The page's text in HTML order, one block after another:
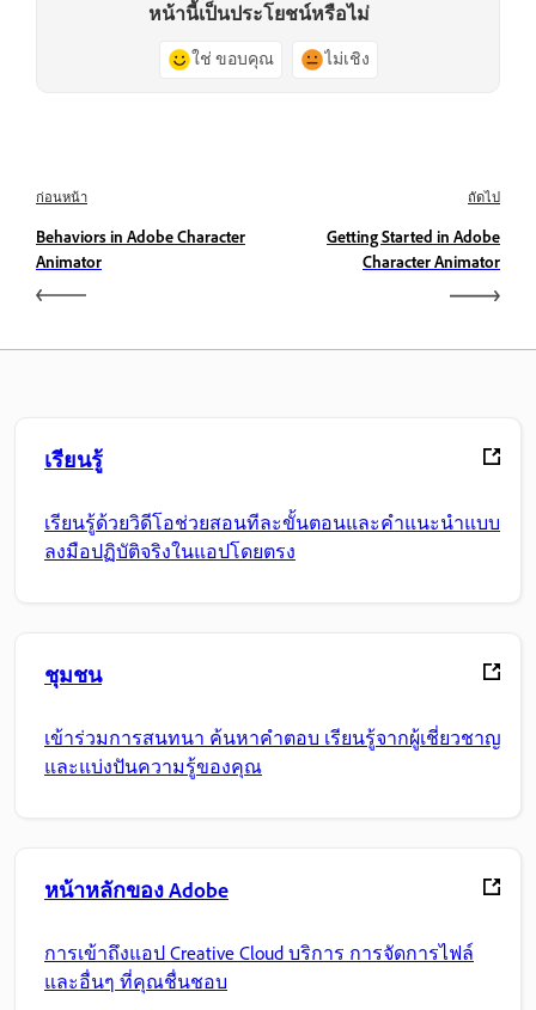
หน้านี้เป็นประโยชน์หรือไม่
ใช่ ขอบคุณ ไม่เชิง
ก่อนหน้า
Behaviors in Adobe Character
Animator
ถัดไป
Getting Started in Adobe
Character Animator
เรียนรู้
เรียนรู้ด้วยวิดีโอช่วยสอนทีละขั้นตอนและคำแนะนำแบบ
ลงมือปฏิบัติจริงในแอปโดยตรง
ชุมชน
เข้าร่วมการสนทนา ค้นหาคำตอบ เรียนรู้จากผู้เชี่ยวชาญ
และแบ่งปันความรู้ของคุณ
หน้าหลักของ Adobe
การเข้าถึงแอป Creative Cloud บริการ การจัดการไฟล์
และอื่นๆ ที่คุณชื่นชอบ